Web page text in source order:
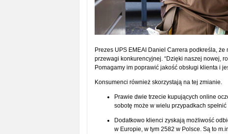
Prezes UPS EMEAI Daniel Carrera podkreśla,
przewagi konkurencyjnej. “Dzięki naszej nowej,
Pomagamy im poprawić jakość obsługi klienta i
Konsumenci również skorzystają na tej zmianie.
Prawie dwie trzecie kupujących online
sobotę może w wielu przypadkach
Dodatkowo klienci zyskają możliwość
w Europie, w tym 2582 w Polsce. Są to